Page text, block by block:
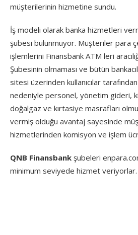
müşterilerinin hizmetine sundu.
İş modeli olarak banka hizmetleri
şubesi bulunmuyor. Müşteriler para
işlemlerini Finansbank ATM leri
Şubesinin olmaması ve bütün
sitesi üzerinden kullanıcılar tarafından
nedeniyle personel, yönetim gideri,
doğalgaz ve kırtasiye masrafları
vermiş olduğu avantaj sayesinde
hizmetlerinden komisyon ve işlem
QNB Finansbank şubeleri
minimum seviyede hizmet veriyorlar.